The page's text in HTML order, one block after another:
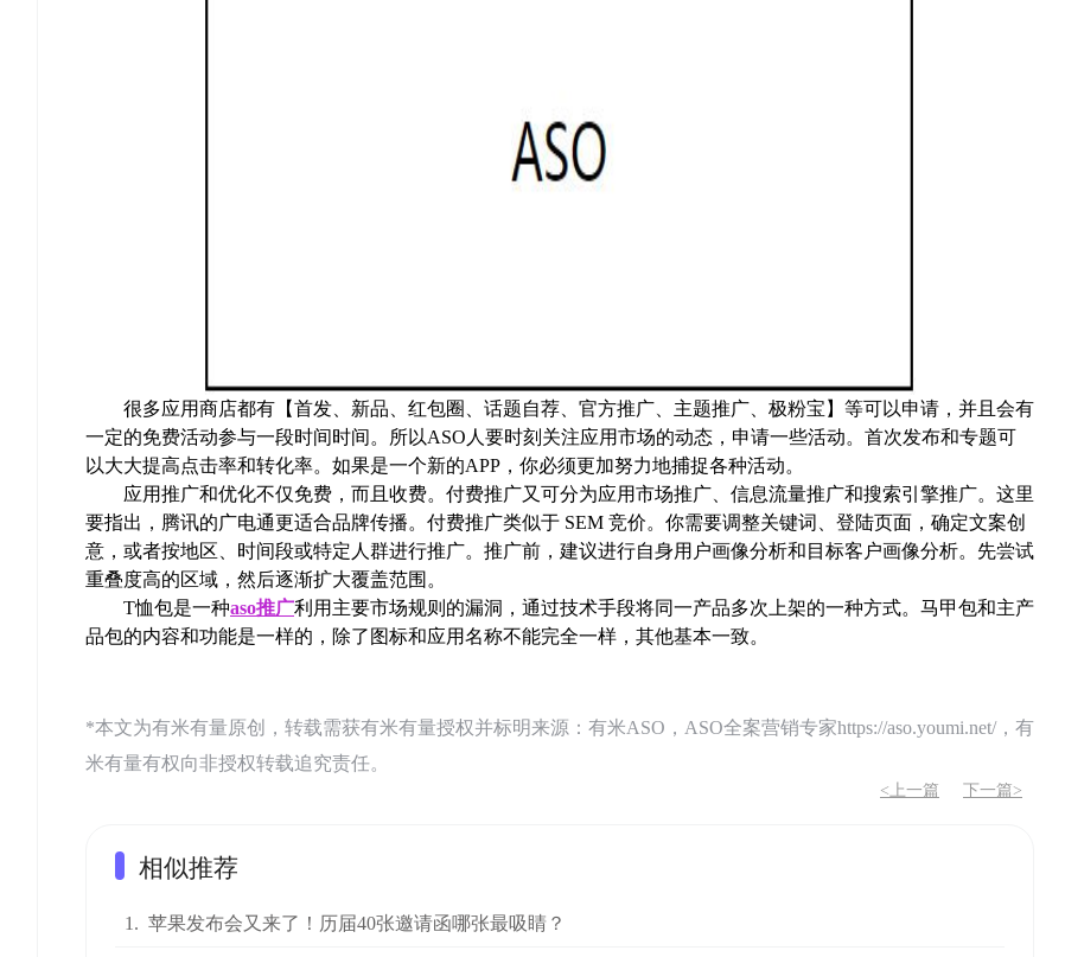
很多应用商店都有【首发、新品、红包圈、话题自荐、官方推广、主题推广、极粉宝】等可以申请，并且会有
一定的免费活动参与一段时间时间。所以ASO人要时刻关注应用市场的动态，申请一些活动。首次发布和专题可
以大大提高点击率和转化率。如果是一个新的APP，你必须更加努力地捕捉各种活动。
应用推广和优化不仅免费，而且收费。付费推广又可分为应用市场推广、信息流量推广和搜索引擎推广。这里
要指出，腾讯的广电通更适合品牌传播。付费推广类似于 SEM 竞价。你需要调整关键词、登陆页面，确定文案创
意，或者按地区、时间段或特定人群进行推广。推广前，建议进行自身用户画像分析和目标客户画像分析。先尝试
重叠度高的区域，然后逐渐扩大覆盖范围。
T恤包是一种aso推广利用主要市场规则的漏洞，通过技术手段将同一产品多次上架的一种方式。马甲包和主产
品包的内容和功能是一样的，除了图标和应用名称不能完全一样，其他基本一致。
*本文为有米有量原创，转载需获有米有量授权并标明来源：有米ASO，ASO全案营销专家https://aso.youmi.net/，有
米有量有权向非授权转载追究责任。
<上一篇 下一篇>
相似推荐
1. 苹果发布会又来了！历届40张邀请函哪张最吸睛？